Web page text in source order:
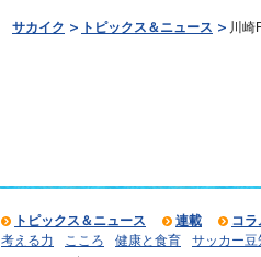
サカイク トピックス＆ニュース 川崎
トピックス＆ニュース 連載 コラ
考える力
こころ 健康と食育 サッカー豆